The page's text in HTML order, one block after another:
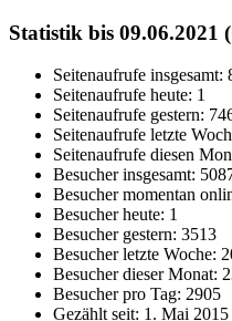
Statistik bis 09.06.2021
Seitenaufrufe insgesamt:
Seitenaufrufe heute: 1
Seitenaufrufe gestern:
Seitenaufrufe letzte
Seitenaufrufe diesen
Besucher insgesamt:
Besucher momentan
Besucher heute: 1
Besucher gestern: 3513
Besucher letzte Woche:
Besucher dieser Monat:
Besucher pro Tag: 2905
Gezählt seit: 1. Mai 2015